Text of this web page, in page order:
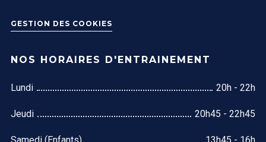
GESTION DES COOKIES
NOS HORAIRES D'ENTRAINEMENT
Lundi 20h - 22h
Jeudi 20h45 - 22h45